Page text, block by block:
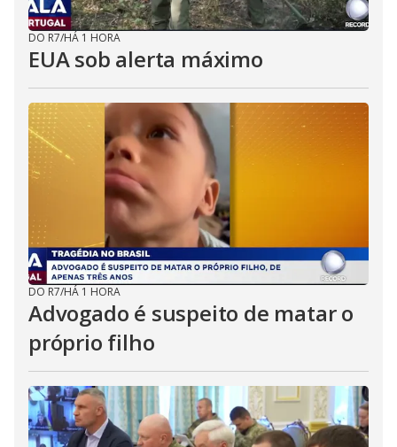
DO R7/HÁ 1 HORA
EUA sob alerta máximo
DO R7/HÁ 1 HORA
Advogado é suspeito de matar o
próprio filho